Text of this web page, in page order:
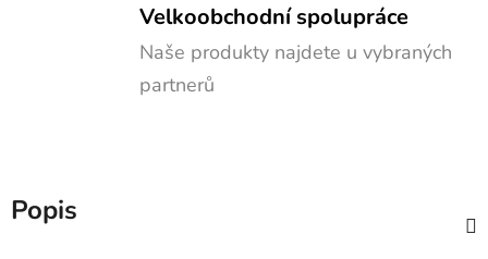
Velkoobchodní spolupráce
Naše produkty najdete u vybraných
partnerů
Popis